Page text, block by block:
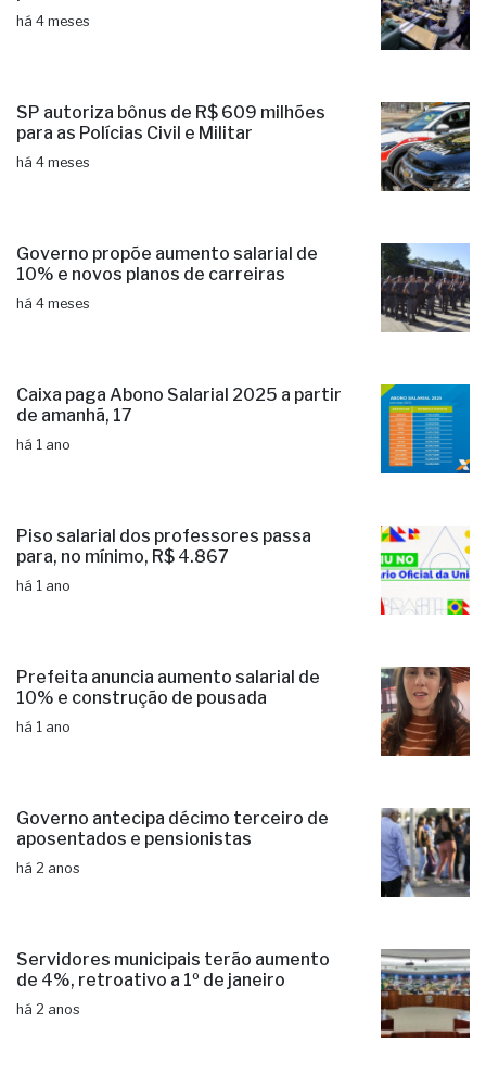
há 4 meses
SP autoriza bônus de R$ 609 milhões
para as Polícias Civil e Militar
há 4 meses
Governo propõe aumento salarial de
10% e novos planos de carreiras
há 4 meses
Caixa paga Abono Salarial 2025 a partir
de amanhã, 17
há 1 ano
Piso salarial dos professores passa
para, no mínimo, R$ 4.867
há 1 ano
Prefeita anuncia aumento salarial de
10% e construção de pousada
há 1 ano
Governo antecipa décimo terceiro de
aposentados e pensionistas
há 2 anos
Servidores municipais terão aumento
de 4%, retroativo a 1º de janeiro
há 2 anos